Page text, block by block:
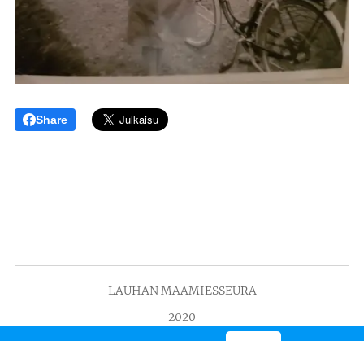
Share
LAUHAN MAAMIESSEURA
2020